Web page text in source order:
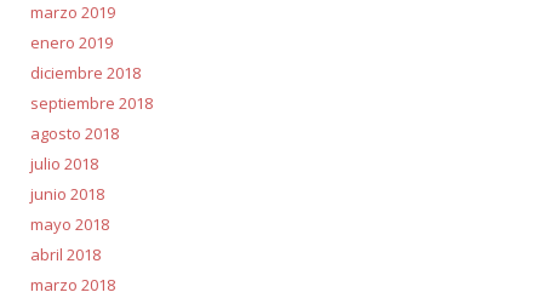
marzo 2019
enero 2019
diciembre 2018
septiembre 2018
agosto 2018
julio 2018
junio 2018
mayo 2018
abril 2018
marzo 2018